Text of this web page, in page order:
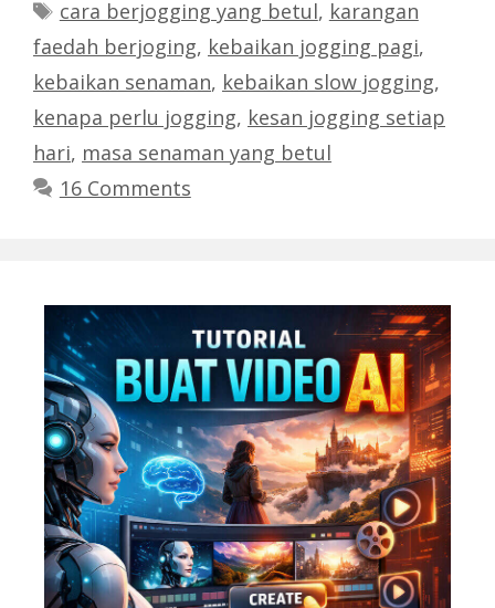
Tags
cara berjogging yang betul, karangan
faedah berjoging, kebaikan jogging pagi,
kebaikan senaman, kebaikan slow jogging,
kenapa perlu jogging, kesan jogging setiap
hari, masa senaman yang betul
16 Comments